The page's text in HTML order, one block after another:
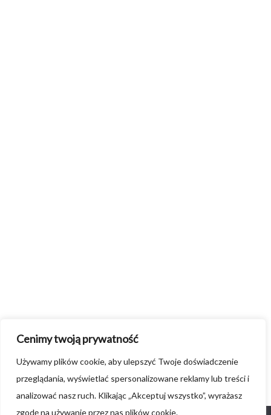
Cenimy twoją prywatność
Używamy plików cookie, aby ulepszyć Twoje doświadczenie
przeglądania, wyświetlać spersonalizowane reklamy lub treści i
analizować nasz ruch. Klikając „Akceptuj wszystko”, wyrażasz
zgodę na używanie przez nas plików cookie.